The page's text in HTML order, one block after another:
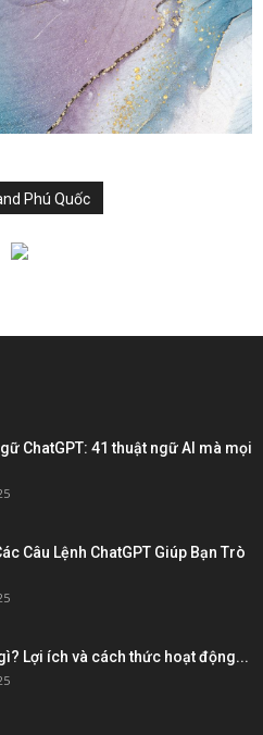
Phú Quốc
ChatGPT: 41 thuật ngữ AI mà mọi
Câu Lệnh ChatGPT Giúp Bạn Trò
Lợi ích và cách thức hoạt động...